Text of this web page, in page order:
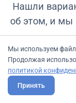
Нашли
об этом, и мы
Тариф
Мы используем
Продолжая
политикой
Принять